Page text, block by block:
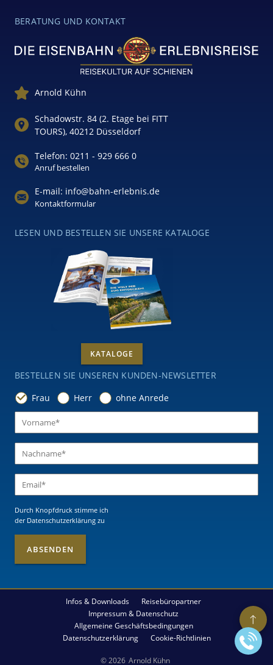
BERATUNG UND KONTAKT
Arnold Kühn
Schadowstr. 84 (2. Etage bei FITT
TOURS), 40212 Düsseldorf
Telefon: 0211 - 929 666 0
Anruf bestellen
E-mail: info@bahn-erlebnis.de
Kontaktformular
LESEN UND BESTELLEN SIE UNSERE KATALOGE
KATALOGE
BESTELLEN SIE UNSEREN KUNDEN-NEWSLETTER
Frau
Herr ohne Anrede
Durch Knopfdruck stimme ich
der Datenschutzerklärung zu
© 2026 Arnold Kühn
Infos & Downloads
Reisebüropartner
Impressum & Datenschutz
Allgemeine Geschäftsbedingungen
Datenschutzerklärung
Cookie-Richtlinien